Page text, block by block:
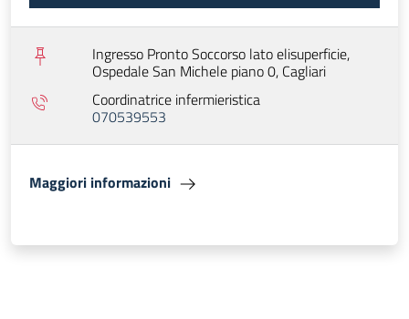
Ingresso Pronto Soccorso lato elisuperficie,
Ospedale San Michele piano 0, Cagliari
Coordinatrice infermieristica
070539553
Maggiori informazioni